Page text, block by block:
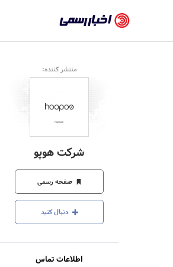
رسمی
-
اخبار
تایید
شده
شرکت‌ها،
سازمان‌ها
و
روابط
عمومی‌ها
منتشر کننده:
شرکت هوپو
صفحه رسمی
دنبال کنید
اطلاعات تماس